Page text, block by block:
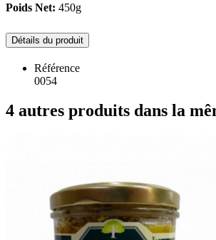
Poids Net: 450g
Détails du produit
Référence
0054
4 autres produits dans la